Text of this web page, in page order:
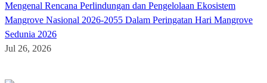
Mengenal Rencana Perlindungan dan Pengelolaan Ekosistem
Mangrove Nasional 2026-2055 Dalam Peringatan Hari Mangrove
Sedunia 2026
Jul 26, 2026